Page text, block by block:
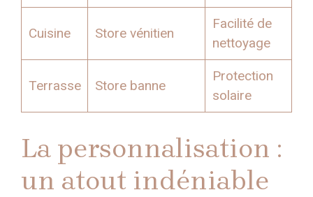
Cuisine Store vénitien
Facilité de
nettoyage
Terrasse Store banne
Protection
solaire
La personnalisation :
un atout indéniable